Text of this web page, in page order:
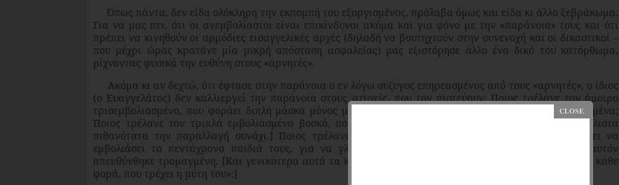
Όπως πάντα, δεν είδα ολόκληρη την εκπομπή του εξοργισμένος, πρόλαβα όμως και είδα κι άλλο ξεβράκωμα.
Για να μας πει, ότι οι ανεμβολίαστοι είναι επικίνδυνοι ακόμα και για φόνο με την «παράνοια» τους και ότι
πρέπει να κινηθούν οι αρμόδιες εισαγγελικές αρχές (δηλαδή να βουτηχτούν στην συνενοχή και οι δικαστικοί –
που μέχρι ώρας κρατάνε μία μικρή απόσταση ασφαλείας) μας εξιστόρησε άλλο ένα δικό του κατόρθωμα,
ρίχνοντας φυσικά την ευθύνη στους «αρνητές».
Ακόμα κι αν δεχτώ, ότι έφτασε στην παράνοια ο εν λόγω σύζυγος επηρεασμένος από τους «αρνητές», ο ίδιος
(ο Ευαγγελάτος) δεν καλλιεργεί την παράνοια στους ατυχείς, που τον πιστεύουν; Ποιος τρέλανε τον άμοιρο
τρισεμβολιασμένο, που φοράει διπλή μάσκα μόνος μέσα στο αυτοκίνητο του και με τα τζάμια σφραγισμένα;
Ποιος τρέλανε τον τριπλά εμβολιασμένο βοσκό, που αυτοκτόνησε μόλις έμαθε, ότι κόλλησε; [Και μάλιστα
πιθανότατα την παραλλαγή συνάχι.] Ποιος τρέλανε την γυναικούλα του εν λόγω συζύγου, που θέλει να
εμβολιάσει τα πεντάχρονα παιδιά τους, για να γλιτώσουν το συνάχι; Προφανώς αυτός, γιατί σε αυτόν
απευθύνθηκε τρομαγμένη. [Και γενικότερα αυτά τα κανάλια βέβαια. Η διαφήμιση τους δεν λέει «Τρέμω κάθε
φορά, που τρέχει η μύτη του»;]